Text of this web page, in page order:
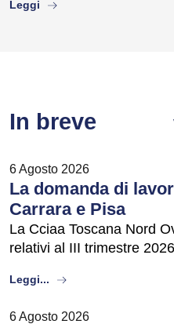
Leggi about
In breve
6 Agosto 2026
La domanda di
Carrara e Pisa
La Cciaa Toscana Nord
relativi al III trimestre 2026
Leggi... about
6 Agosto 2026